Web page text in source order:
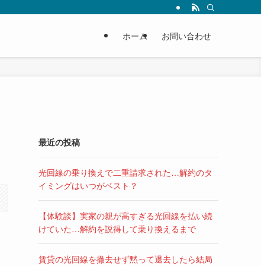
ホーム お問い合わせ
最近の投稿
光回線の乗り換えで二重請求された…解約のタ
イミングはいつがベスト？
【体験談】実家の親が高すぎる光回線を払い続
けていた…解約を説得して乗り換えるまで
賃貸の光回線を撤去せず黙って退去したら結局